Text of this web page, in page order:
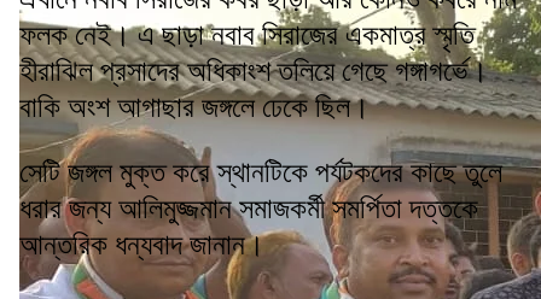
ফলক নেই। এ ছাড়া নবাব সিরাজের একমাত্র স্মৃতি
হীরাঝিল প্রসাদের অধিকাংশ তলিয়ে গেছে গঙ্গাগর্ভে।
বাকি অংশ আগাছার জঙ্গলে ঢেকে ছিল।
সেটি জঙ্গল মুক্ত করে স্থানটিকে পর্যটকদের কাছে তুলে
ধরার জন্য আলিমুজ্জমান সমাজকর্মী সমর্পিতা দত্তকে
আন্তরিক ধন্যবাদ জানান।